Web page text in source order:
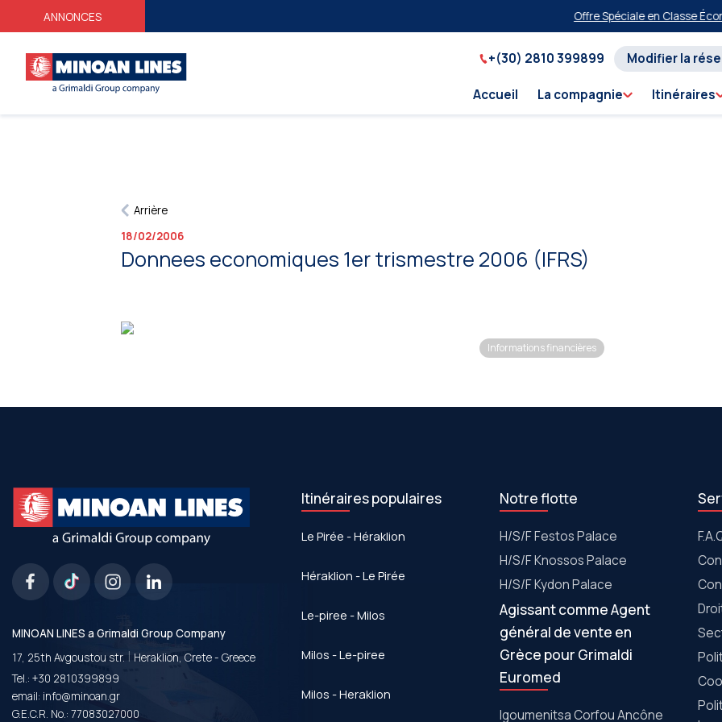
ANNONCES Offre Spéciale en Classe
+(30) 2810 399899 Modifier la
Accueil La compagnie Itinéraires
Arrière
18/02/2006
Donnees economiques 1er trismestre 2006 (IFRS)
Informations financières
MINOAN LINES a Grimaldi Group Company
17, 25th Avgoustou str. | Heraklion, Crete - Greece
Tel.: +30 2810399899
email: info@minoan.gr
G.E.C.R. No.: 77083027000
Itinéraires populaires
Le Pirée - Héraklion
Héraklion - Le Pirée
Le-piree - Milos
Milos - Le-piree
Milos - Heraklion
Notre flotte
Η/S/F Festos Palace
H/S/F Knossos Palace
H/S/F Kydon Palace
Agissant comme Agent
général de vente en
Grèce pour Grimaldi
Euromed
Igoumenitsa Corfou Ancône